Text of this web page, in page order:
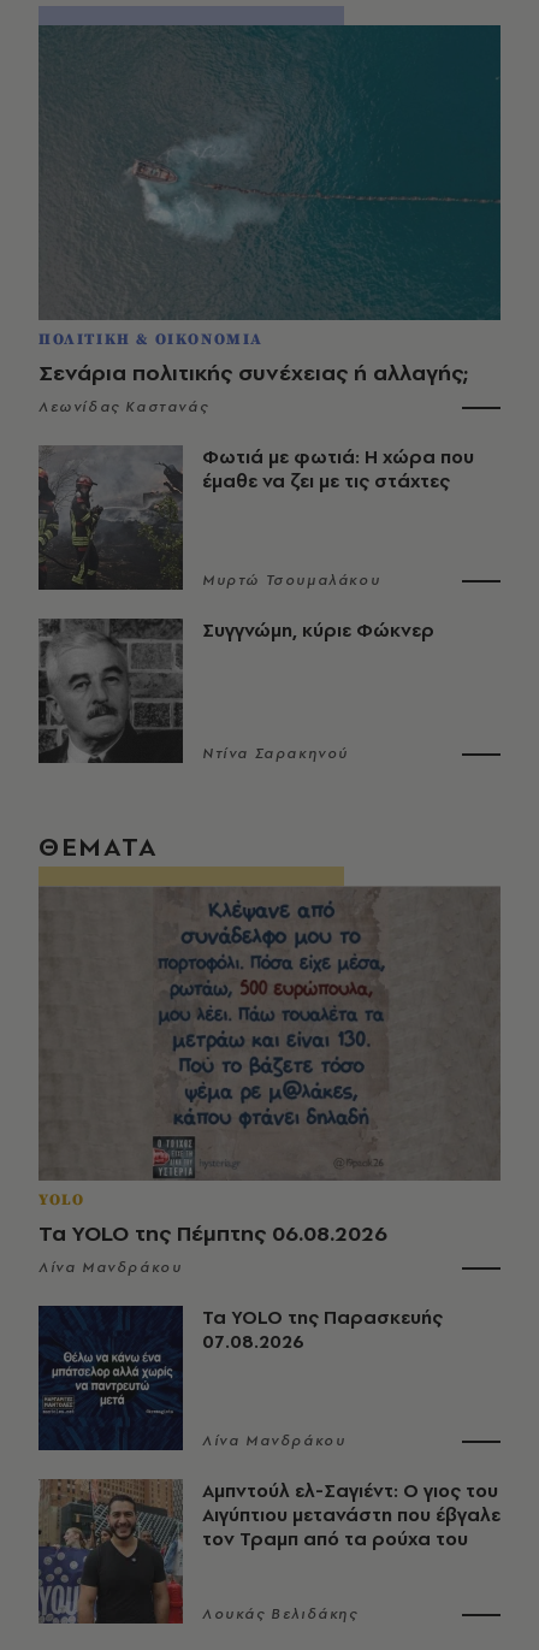
ΠΟΛΙΤΙΚΗ & ΟΙΚΟΝΟΜΙΑ
Σενάρια πολιτικής συνέχειας ή αλλαγής;
Λεωνίδας Καστανάς
Φωτιά με φωτιά: Η χώρα που
έμαθε να ζει με τις στάχτες
Μυρτώ Τσουμαλάκου
Συγγνώμη, κύριε Φώκνερ
Ντίνα Σαρακηνού
ΘΕΜΑΤΑ
YOLO
Τα YOLO της Πέμπτης 06.08.2026
Λίνα Μανδράκου
Τα YOLO της Παρασκευής
07.08.2026
Λίνα Μανδράκου
Αμπντούλ ελ-Σαγιέντ: Ο γιος του
Αιγύπτιου μετανάστη που έβγαλε
τον Τραμπ από τα ρούχα του
Λουκάς Βελιδάκης